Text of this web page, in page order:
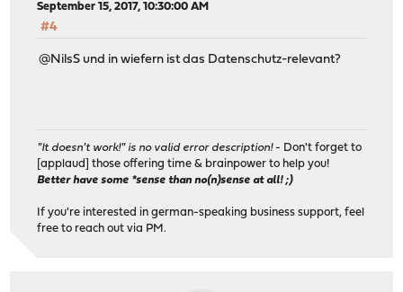
September 15, 2017, 10:30:00 AM
#4
@NilsS und in wiefern ist das Datenschutz-relevant?
"It doesn't work!" is no valid error description!- Don't forget to
[applaud] those offering time & brainpower to help you!
Better have some *sense than no(n)sense at all! ;)
If you're interested in german-speaking business support, feel
free to reach out via PM.